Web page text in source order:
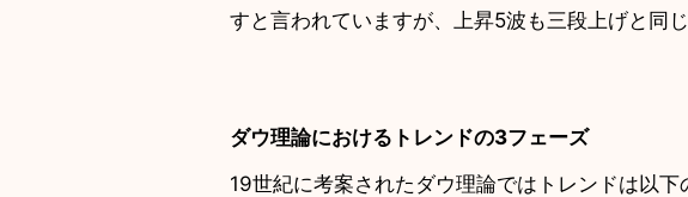
すと言われていますが、上昇5波も三段上げと同じ
ダウ理論におけるトレンドの3フェーズ
19世紀に考案されたダウ理論ではトレンドは以下